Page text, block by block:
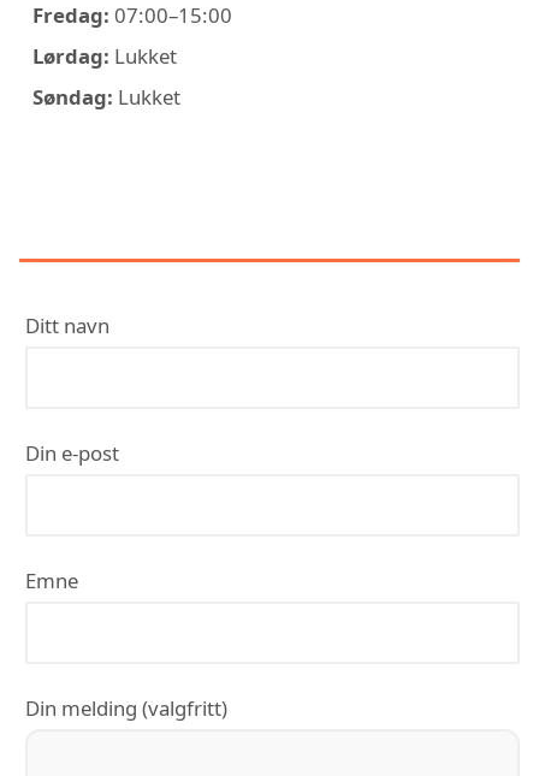
Fredag: 07:00–15:00
Lørdag: Lukket
Søndag: Lukket
Ditt navn
Din e-post
Emne
Din melding (valgfritt)